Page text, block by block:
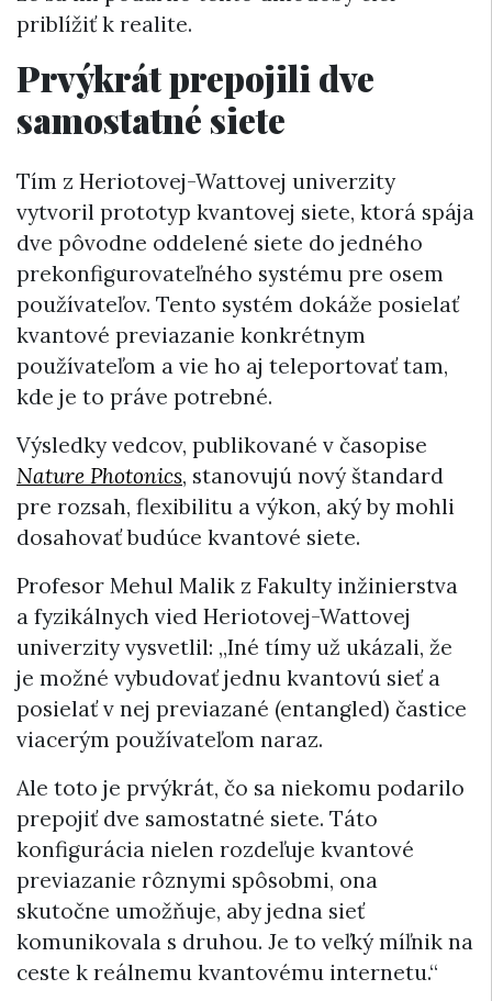
priblížiť k realite.
Prvýkrát prepojili dve
samostatné siete
Tím z Heriotovej-Wattovej univerzity
vytvoril prototyp kvantovej siete, ktorá spája
dve pôvodne oddelené siete do jedného
prekonfigurovateľného systému pre osem
používateľov. Tento systém dokáže posielať
kvantové previazanie konkrétnym
používateľom a vie ho aj teleportovať tam,
kde je to práve potrebné.
Výsledky vedcov, publikované v časopise
Nature Photonics, stanovujú nový štandard
pre rozsah, flexibilitu a výkon, aký by mohli
dosahovať budúce kvantové siete.
Profesor Mehul Malik z Fakulty inžinierstva
a fyzikálnych vied Heriotovej-Wattovej
univerzity vysvetlil: „Iné tímy už ukázali, že
je možné vybudovať jednu kvantovú sieť a
posielať v nej previazané (entangled) častice
viacerým používateľom naraz.
Ale toto je prvýkrát, čo sa niekomu podarilo
prepojiť dve samostatné siete. Táto
konfigurácia nielen rozdeľuje kvantové
previazanie rôznymi spôsobmi, ona
skutočne umožňuje, aby jedna sieť
komunikovala s druhou. Je to veľký míľnik na
ceste k reálnemu kvantovému internetu.“